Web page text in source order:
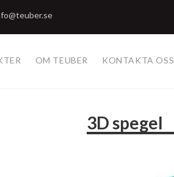
OM TEUBER KONTAKTA OSS
3D spegel